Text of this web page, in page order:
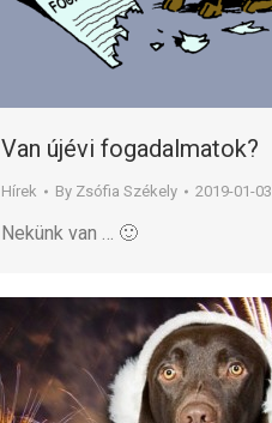
Van újévi fogadalmatok?
Hírek By Zsófia Székely 2019-01-03
Nekünk van … 🙂